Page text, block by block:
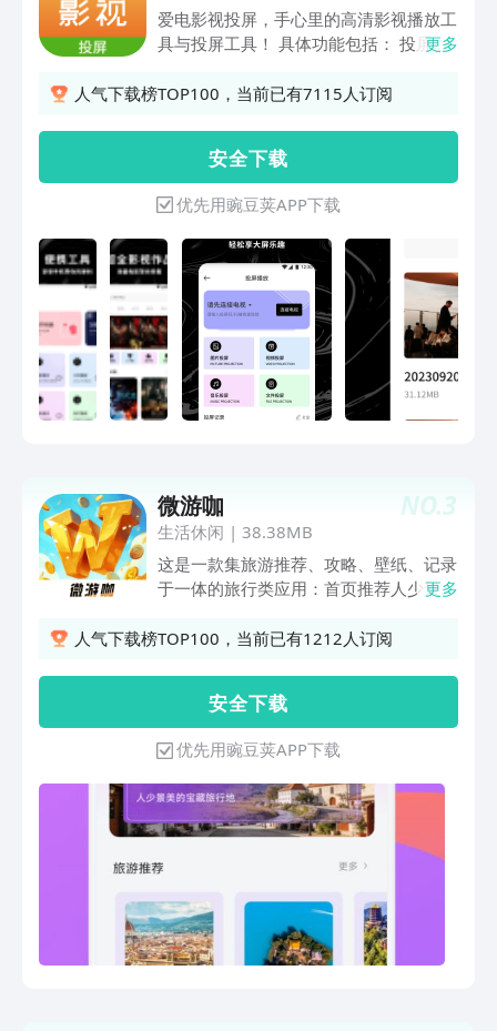
爱电影视投屏，手心里的高清影视播放工
具与投屏工具！ 具体功能包括： 投屏播
文件投屏播放与操作； 影视播放：支持
读：当前热门影视图文解读，带您深度体
会影视精彩；屏的需求！
更多
人气下载榜TOP100，当前已有7115人订阅
安 全 下 载
优先用豌豆荚APP下载
NO.3
微游咖
生活休闲 | 38.38MB
这是一款集旅游推荐、攻略、壁纸、记录
于一体的旅行类应用：首页推荐人少景美
略板块详解热门景区玩法；风景壁纸分区
联、记账、写日记、做清单，助你轻松规
划与记录旅程。
更多
人气下载榜TOP100，当前已有1212人订阅
安 全 下 载
优先用豌豆荚APP下载